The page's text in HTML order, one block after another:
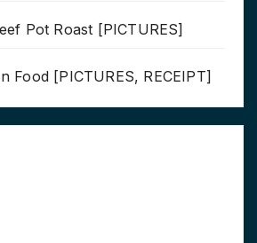
Pot Roast [PICTURES]
Food [PICTURES, RECEIPT]